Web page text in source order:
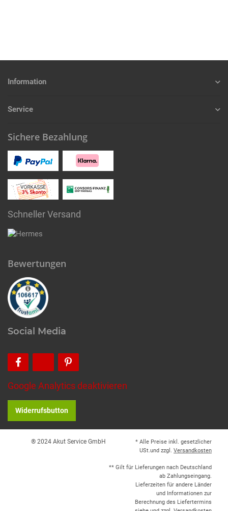
Information
Service
Sichere Bezahlung
Schneller Versand
Bewertungen
Social Media
Google Analytics deaktivieren
Widerrufsbutton
® 2024 Akut Service GmbH
* Alle Preise inkl. gesetzlicher
USt.und zzgl. Versandkosten
** Gilt für Lieferungen nach Deutschland
ab Zahlungseingang.
Lieferzeiten für andere Länder
und Informationen zur
Berechnung des Liefertermins